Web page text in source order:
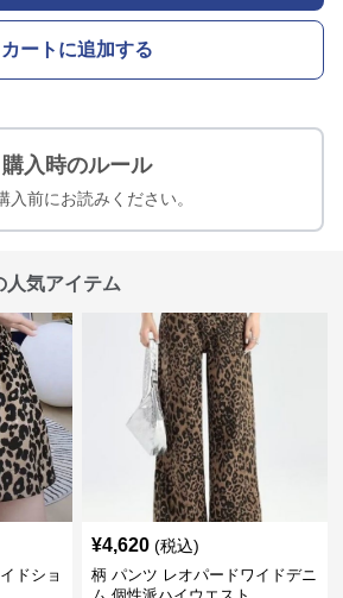
カートに追加する
購入時のルール
入前にお読みください。
人気アイテム
ドショ
¥4,620 (税込)
柄 パンツ レオパードワイドデニ